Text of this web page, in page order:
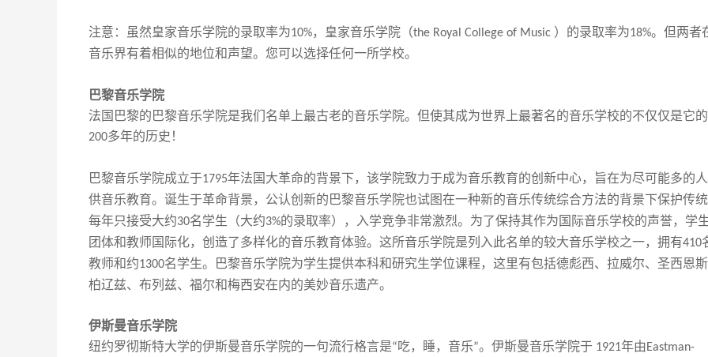
注意：虽然皇家音乐学院的录取率为10%，皇家音乐学院 （the Royal College of Music ） 的录取率为18%。但两者
音乐界有着相似的地位和声望。您可以选择任何一所学校。
巴黎音乐学院
法国巴黎的巴黎音乐学院是我们名单上最古老的音乐学院。但使其成为世界上最著名的音乐学校的不仅仅是它的
200多年的历史 ！
巴黎音乐学院成立于1795年法国大革命的背景下， 该学院致力于成为音乐教育的创新中心，旨在为尽可能多的
供音乐教育。诞生于革命背景 ， 公认创新的巴黎音乐学院也试图在一种新的音乐传统综合方法的背景下保护传统
每年只接受大约30名学生（大约3%的录取率），入学竞争非常激烈。为了保持其作为国际音乐学校的声誉，学
团体和教师 国际化，创造了多样化的音乐教育体验。 这所音乐学院是列入此名单的较大音乐学校之一，拥有410
教师和约1300名学生。巴黎音乐学院为学生提供本科和研究生学位课程， 这里有包括德彪西、拉威尔、圣西恩斯
柏辽兹、布列兹、福尔和梅西安在内的美妙音乐遗产。
伊斯曼音乐学院
纽约罗彻斯特大学的伊斯曼音乐学院的一句流行格言是“吃，睡，音乐”。伊斯曼音乐学院于 1921年由Eastman-